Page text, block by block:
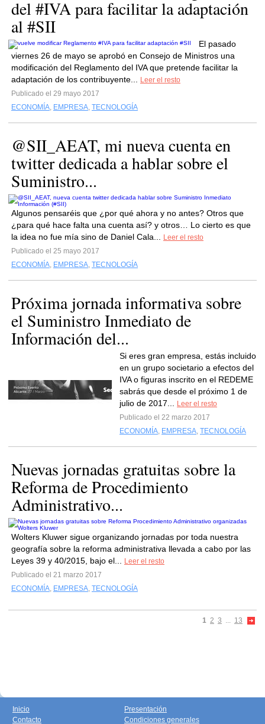
del #IVA para facilitar la adaptación
al #SII
El pasado
viernes 26 de mayo se aprobó en Consejo de Ministros una
modificación del Reglamento del IVA que pretende facilitar la
adaptación de los contribuyente...
Leer el resto
Publicado el 29 mayo 2017
ECONOMÍA, EMPRESA, TECNOLOGÍA
@SII_AEAT, mi nueva cuenta en
twitter dedicada a hablar sobre el
Suministro...
Algunos pensaréis que ¿por qué ahora y no antes? Otros que
¿para qué hace falta una cuenta así? y otros… Lo cierto es que
la idea no fue mía sino de Daniel Cala...
Leer el resto
Publicado el 25 mayo 2017
ECONOMÍA, EMPRESA, TECNOLOGÍA
Próxima jornada informativa sobre
el Suministro Inmediato de
Información del...
Si eres gran empresa, estás incluido
en un grupo societario a efectos del
IVA o figuras inscrito en el REDEME
sabrás que desde el próximo 1 de
julio de 2017...
Leer el resto
Publicado el 22 marzo 2017
ECONOMÍA, EMPRESA, TECNOLOGÍA
Nuevas jornadas gratuitas sobre la
Reforma de Procedimiento
Administrativo...
Wolters Kluwer sigue organizando jornadas por toda nuestra
geografía sobre la reforma administrativa llevada a cabo por las
Leyes 39 y 40/2015, bajo el...
Leer el resto
Publicado el 21 marzo 2017
ECONOMÍA, EMPRESA, TECNOLOGÍA
1 2 3 ... 13
Inicio
Contacto
Presentación
Condiciones generales